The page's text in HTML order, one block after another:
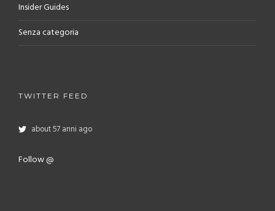
Insider Guides
Senza categoria
TWITTER FEED
about 57 anni ago
Follow @